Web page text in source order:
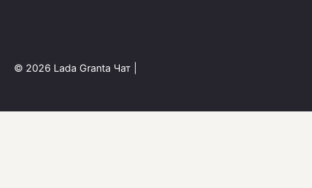
© 2026 Lada Granta Чат |